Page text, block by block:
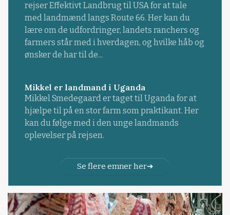
rejser Effektivt Landbrug til USA for at tale
med landmænd langs Route 66. Her kan du
lære om de udfordringer, landets ranchers og
farmers står med i hverdagen, og hvilke håb og
ønsker de har til de...
Mikkel er landmand i Uganda
Mikkel Smedegaard er taget til Uganda for at
hjælpe til på en stor farm som praktikant. Her
kan du følge med i den unge landmands
oplevelser på rejsen.
Se flere emner her